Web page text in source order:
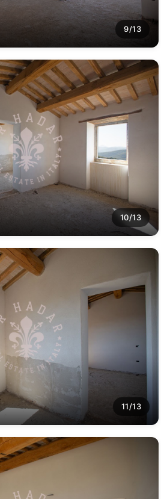
9/13
10/13
11/13